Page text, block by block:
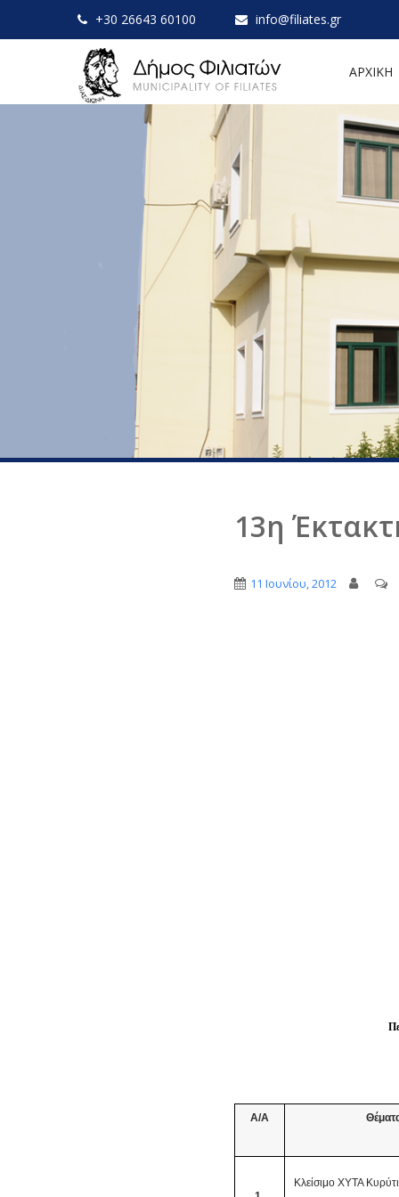
+30 26643 60100 info@filiates.gr
ΑΡΧΙΚΗ
13η
11 Ιουνίου, 2012
Α/Α
Κλείσιμο ΧΥΤΑ